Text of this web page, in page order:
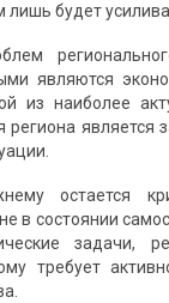
будет
являются
из наиболее
региона является
остается
в состоянии
задачи,
требует